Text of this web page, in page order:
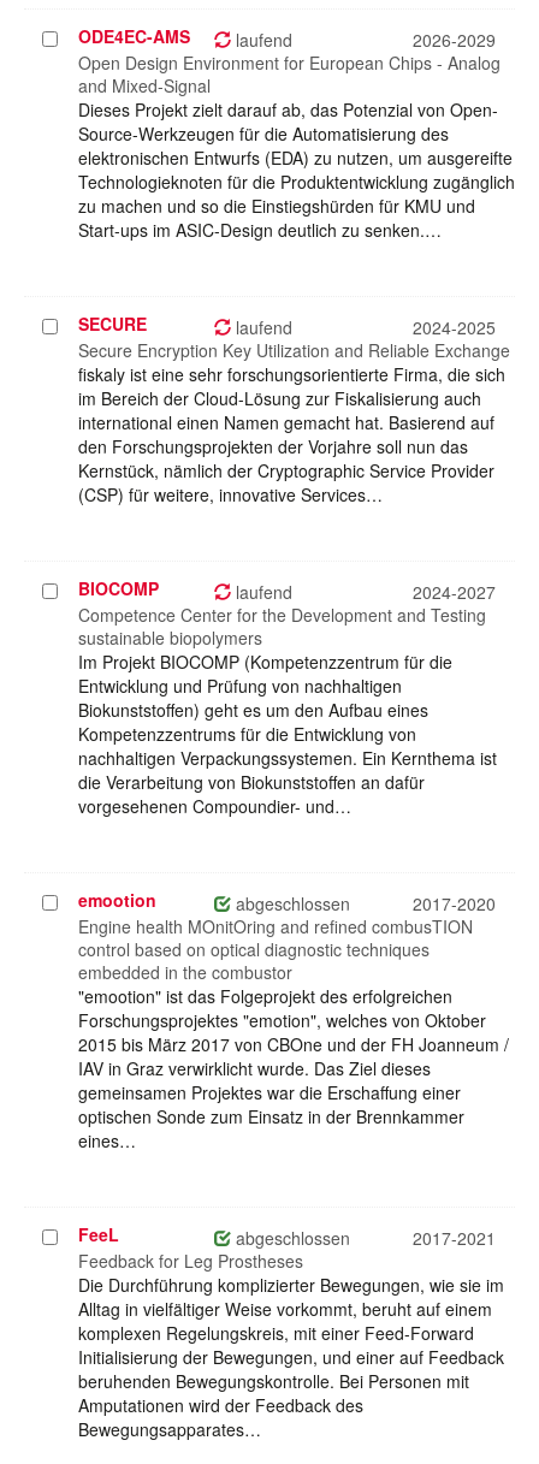
Projekt
auswählen
ODE4EC-AMS laufend
2026-2029
Open Design Environment for European Chips - Analog
and Mixed-Signal
Dieses Projekt zielt darauf ab, das Potenzial von Open-
Source-Werkzeugen für die Automatisierung des
elektronischen Entwurfs (EDA) zu nutzen, um ausgereifte
Technologieknoten für die Produktentwicklung zugänglich
zu machen und so die Einstiegshürden für KMU und
Start-ups im ASIC-Design deutlich zu senken.…
Projekt
auswählen
SECURE laufend
2024-2025
Secure Encryption Key Utilization and Reliable Exchange
fiskaly ist eine sehr forschungsorientierte Firma, die sich
im Bereich der Cloud-Lösung zur Fiskalisierung auch
international einen Namen gemacht hat. Basierend auf
den Forschungsprojekten der Vorjahre soll nun das
Kernstück, nämlich der Cryptographic Service Provider
(CSP) für weitere, innovative Services…
Projekt
auswählen
BIOCOMP laufend
2024-2027
Competence Center for the Development and Testing
sustainable biopolymers
Im Projekt BIOCOMP (Kompetenzzentrum für die
Entwicklung und Prüfung von nachhaltigen
Biokunststoffen) geht es um den Aufbau eines
Kompetenzzentrums für die Entwicklung von
nachhaltigen Verpackungssystemen. Ein Kernthema ist
die Verarbeitung von Biokunststoffen an dafür
vorgesehenen Compoundier- und…
Projekt
auswählen
emootion abgeschlossen
2017-2020
Engine health MOnitOring and refined combusTION
control based on optical diagnostic techniques
embedded in the combustor
"emootion" ist das Folgeprojekt des erfolgreichen
Forschungsprojektes "emotion", welches von Oktober
2015 bis März 2017 von CBOne und der FH Joanneum /
IAV in Graz verwirklicht wurde. Das Ziel dieses
gemeinsamen Projektes war die Erschaffung einer
optischen Sonde zum Einsatz in der Brennkammer
eines…
Projekt
auswählen
FeeL abgeschlossen
2017-2021
Feedback for Leg Prostheses
Die Durchführung komplizierter Bewegungen, wie sie im
Alltag in vielfältiger Weise vorkommt, beruht auf einem
komplexen Regelungskreis, mit einer Feed-Forward
Initialisierung der Bewegungen, und einer auf Feedback
beruhenden Bewegungskontrolle. Bei Personen mit
Amputationen wird der Feedback des
Bewegungsapparates…